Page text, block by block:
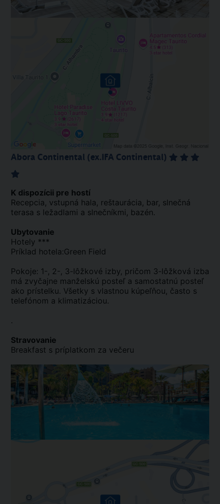
Abora Continental (ex.IFA Continental)
K dispozícii pre hostí
Recepcia, vstupná hala, reštaurácia, bar, slnečná
terasa s ležadlami a slnečníkmi, bazén.
Ubytovanie
Hotely ***
Príklad hotela:Green Field
Pokoje: 1-, 2-, 3-lôžkové izby, pričom 3-lôžková izba
má zvyčajne manželskú posteľ a samostatnú posteľ
ako prístelku. Všetky s vlastnou kúpeľňou, často s
telefónom a klimatizáciou.
.
Stravovanie
Breakfast s príplatkom za večeru